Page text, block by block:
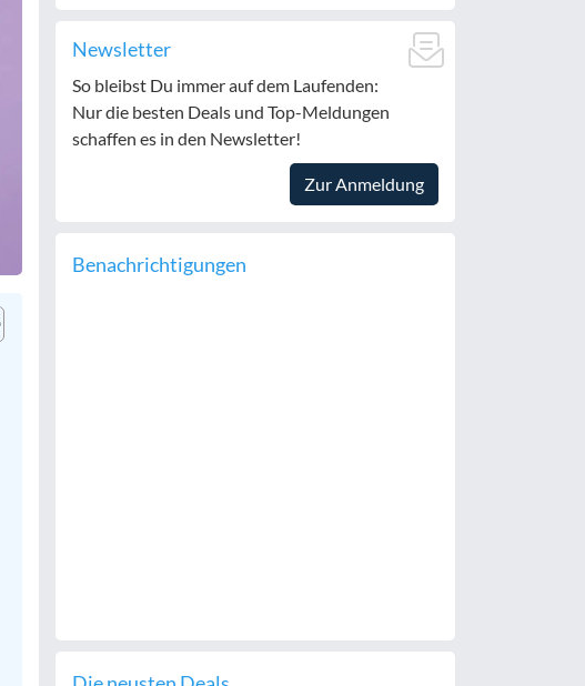
Newsletter
So bleibst Du immer auf dem Laufenden:
Nur die besten Deals und Top-Meldungen
schaffen es in den Newsletter!
Zur Anmeldung
Benachrichtigungen